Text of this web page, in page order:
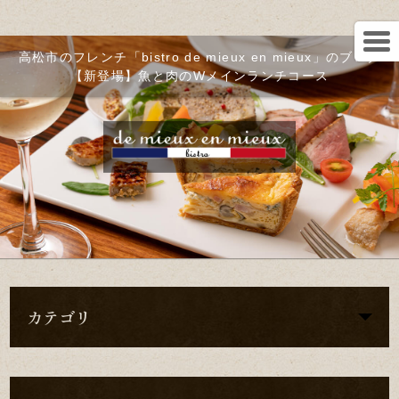
高松市のフレンチ「bistro de mieux en mieux」のブログ
【新登場】魚と肉のWメインランチコース
カテゴリ